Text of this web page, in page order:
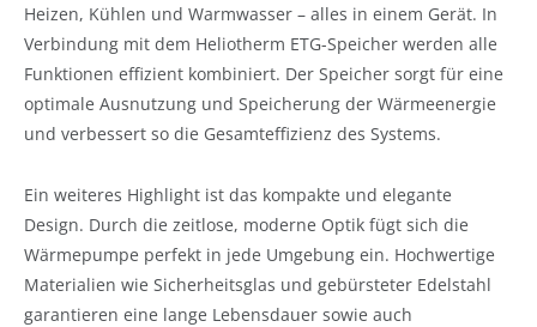
Heizen, Kühlen und Warmwasser – alles in einem Gerät. In
Verbindung mit dem Heliotherm ETG-Speicher werden alle
Funktionen effizient kombiniert. Der Speicher sorgt für eine
optimale Ausnutzung und Speicherung der Wärmeenergie
und verbessert so die Gesamteffizienz des Systems.
Ein weiteres Highlight ist das kompakte und elegante
Design. Durch die zeitlose, moderne Optik fügt sich die
Wärmepumpe perfekt in jede Umgebung ein. Hochwertige
Materialien wie Sicherheitsglas und gebürsteter Edelstahl
garantieren eine lange Lebensdauer sowie auch